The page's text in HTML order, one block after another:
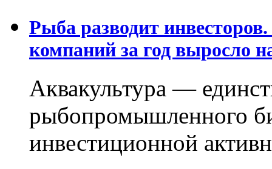
Рыба разводит
компаний за год выросло
Аквакультура —
рыбопромышленного
инвестиционной